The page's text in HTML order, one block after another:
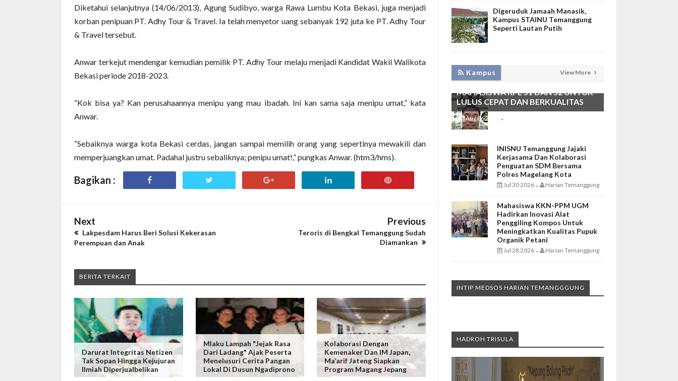
Diketahui selanjutnya (14/06/2013), Agung Sudibyo, warga Rawa Lumbu Kota Bekasi, juga menjadi
korban penipuan PT. Adhy Tour & Travel. Ia telah menyetor uang sebanyak 192 juta ke PT. Adhy Tour
& Travel tersebut.
Anwar terkejut mendengar kemudian pemilik PT. Adhy Tour melaju menjadi Kandidat Wakil Walikota
Bekasi periode 2018-2023.
“Kok bisa ya? Kan perusahaannya menipu yang mau ibadah. Ini kan sama saja menipu umat,” kata
Anwar.
“Sebaiknya warga kota Bekasi cerdas, jangan sampai memilih orang yang sepertinya mewakili dan
memperjuangkan umat. Padahal justru sebaliknya; penipu umat!,” pungkas Anwar. (htm3/hms).
Bagikan :
Next
Lakpesdam Harus Beri Solusi Kekerasan
Perempuan dan Anak
Previous
Teroris di Bengkal Temanggung Sudah
Diamankan
BERITA TERKAIT
Darurat Integritas Netizen
Tak Sopan Hingga Kejujuran
Ilmiah Diperjualbelikan
Mlaku Lampah "Jejak Rasa
Dari Ladang" Ajak Peserta
Menelusuri Cerita Pangan
Lokal Di Dusun Ngadiprono
Kolaborasi Dengan
Kemenaker Dan IM Japan,
Ma’arif Jateng Siapkan
Program Magang Jepang
Digeruduk Jamaah Manasik,
Kampus STAINU Temanggung
Seperti Lautan Putih
Kampus View More
LAKUKAN BIMTEK RPL, INISNU
TEMANGGUNG SIAP FASILITASI
MAHASISWA RPL S1 DAN S2 UNTUK
LULUS CEPAT DAN BERKUALITAS
Aug 06 2026 -
INISNU Temanggung Jajaki
Kerjasama Dan Kolaborasi
Penguatan SDM Bersama
Polres Magelang Kota
Jul 30 2026 - Harian Temanggung
Mahasiswa KKN-PPM UGM
Hadirkan Inovasi Alat
Penggiling Kompos Untuk
Meningkatkan Kualitas Pupuk
Organik Petani
Jul 28 2026 - Harian Temanggung
INTIP MEDSOS HARIAN TEMANGGGUNG
HADROH TRISULA